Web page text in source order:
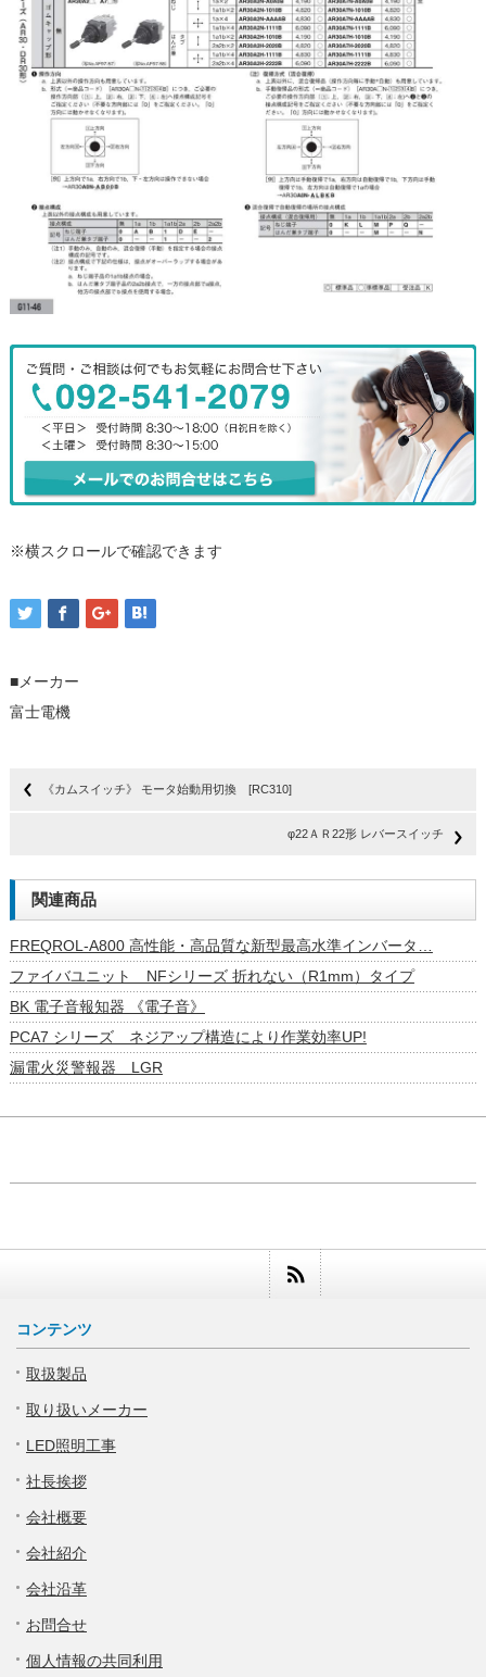
※横スクロールで確認できます
■メーカー
富士電機
《カムスイッチ》 モータ始動用切換 [RC310]
φ22ＡＲ22形 レバースイッチ
関連商品
FREQROL-A800 高性能・高品質な新型最高水準インバータ…
ファイバユニット NFシリーズ 折れない（R1mm）タイプ
BK 電子音報知器 《電子音》
PCA7 シリーズ ネジアップ構造により作業効率UP!
漏電火災警報器 LGR
コンテンツ
取扱製品
取り扱いメーカー
LED照明工事
社長挨拶
会社概要
会社紹介
会社沿革
お問合せ
個人情報の共同利用